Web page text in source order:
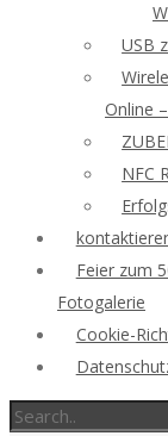
USB
Online
NFC
Feier zum
Fotogalerie
Cookie-